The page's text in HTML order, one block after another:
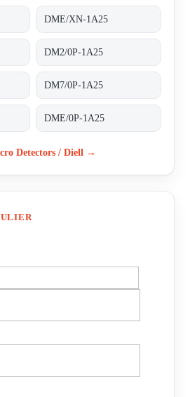
DME/XN-1A25
DM2/0P-1A25
DM7/0P-1A25
DME/0P-1A25
Detectors / Diell →